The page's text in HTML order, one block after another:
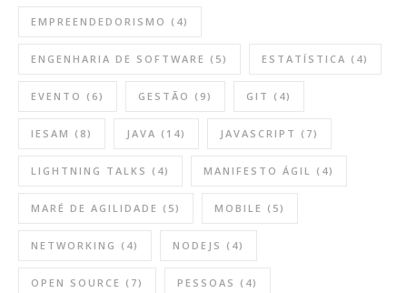
EMPREENDEDORISMO (4)
ENGENHARIA DE SOFTWARE (5) ESTATÍSTICA (4)
EVENTO (6) GESTÃO (9) GIT (4)
IESAM (8) JAVA (14) JAVASCRIPT (7)
LIGHTNING TALKS (4) MANIFESTO ÁGIL (4)
MARÉ DE AGILIDADE (5) MOBILE (5)
NETWORKING (4) NODEJS (4)
OPEN SOURCE (7) PESSOAS (4)